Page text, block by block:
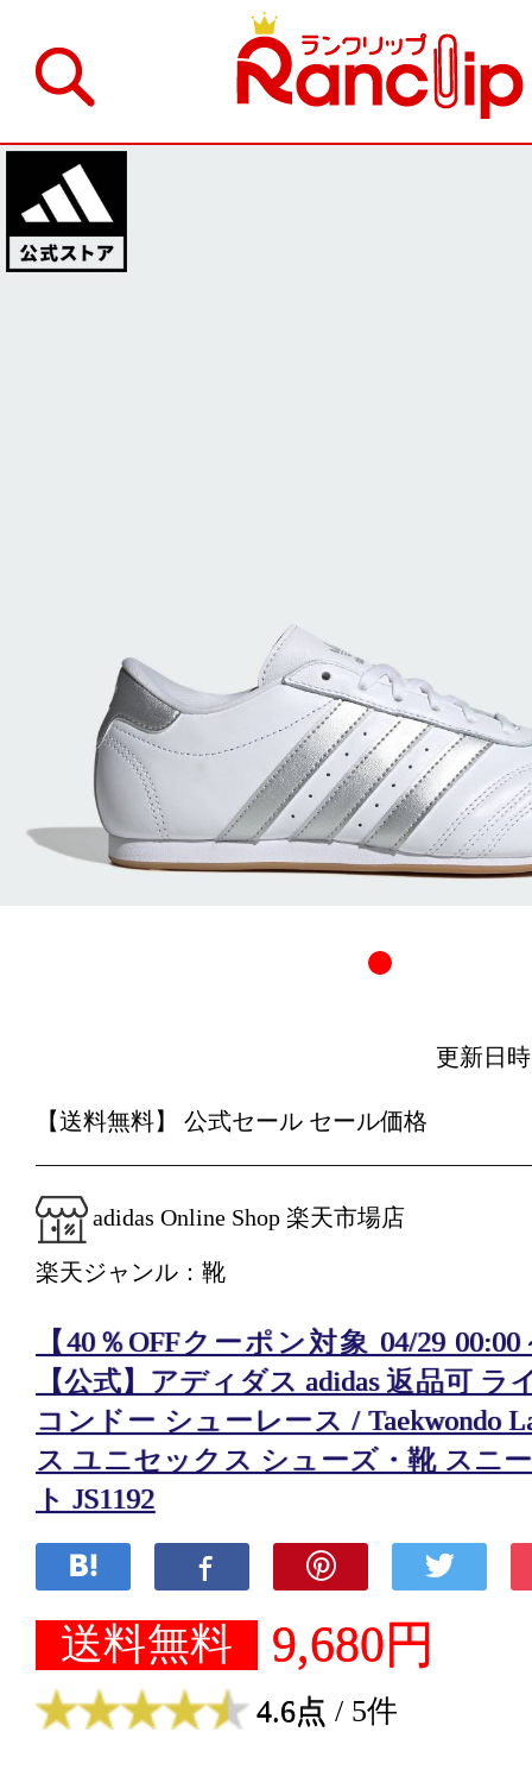
更新日
【送料無料】 公式セール セール価格
adidas Online Shop 楽天市場店
楽天ジャンル：靴
【40％OFFクーポン対象 04/29 00:00
【公式】アディダス adidas 返品可 ラ
コンドー シューレース / Taekwondo
ス ユニセックス シューズ・靴 スニ
ト JS1192
送料無料 9,680円
4.6点 / 5件